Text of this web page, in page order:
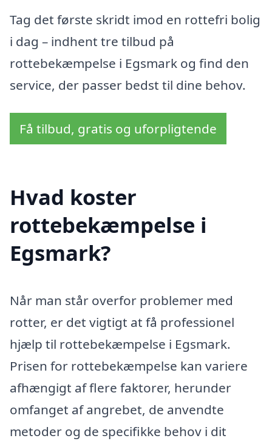
Tag det første skridt imod en rottefri bolig
i dag – indhent tre tilbud på
rottebekæmpelse i Egsmark og find den
service, der passer bedst til dine behov.
Få tilbud, gratis og uforpligtende
Hvad koster
rottebekæmpelse i
Egsmark?
Når man står overfor problemer med
rotter, er det vigtigt at få professionel
hjælp til rottebekæmpelse i Egsmark.
Prisen for rottebekæmpelse kan variere
afhængigt af flere faktorer, herunder
omfanget af angrebet, de anvendte
metoder og de specifikke behov i dit